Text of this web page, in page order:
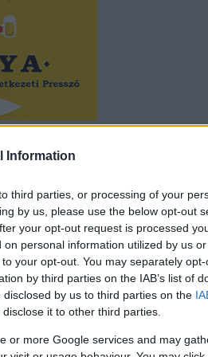
Information
third parties, or processing of your
by us, please use the below opt-out
your opt-out request is processed
personal information utilized by us
your opt-out. You may separately
by third parties on the IAB’s list of
by us to third parties on the
it to other third parties.
or more Google services and may
négyes
2006-ban én még csak 17 éves
politikával túl sokat nem foglalkoztam,
talált kampányújságot -
volna - a…